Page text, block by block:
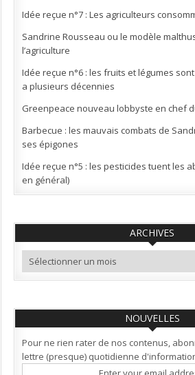
Idée reçue n°7 : Les agriculteurs
Sandrine Rousseau ou le modèle
l’agriculture
Idée reçue n°6 : les fruits et légumes
a plusieurs décennies
Greenpeace nouveau lobbyste en chef
Barbecue : les mauvais combats de
ses épigones
Idée reçue n°5 : les pesticides tuent les
en général)
ARCHIVES
Archives
NOUVELLES
Pour ne rien rater de nos contenus,
lettre (presque) quotidienne